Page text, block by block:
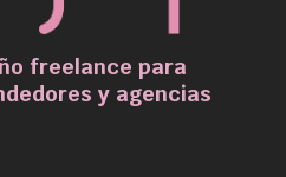
freelance para
y agencias